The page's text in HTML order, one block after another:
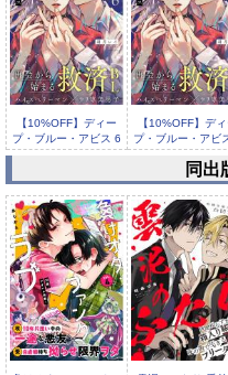
【10%OFF】ディー
プ・ブルー・アビス 6
話【...
【10%OFF】デ
プ・ブルー・アビ
話【...
【10%OFF】ディー
プ・ブルー・アビス 3
同出